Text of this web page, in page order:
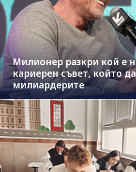
Милионер разкри кой е
кариерен съвет, който
милиардерите